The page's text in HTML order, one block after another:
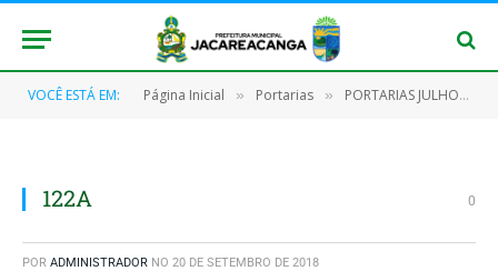
VOCÊ ESTÁ EM: Página Inicial » Portarias » PORTARIAS JULHO/2017
122A 0
POR ADMINISTRADOR NO 20 DE SETEMBRO DE 2018